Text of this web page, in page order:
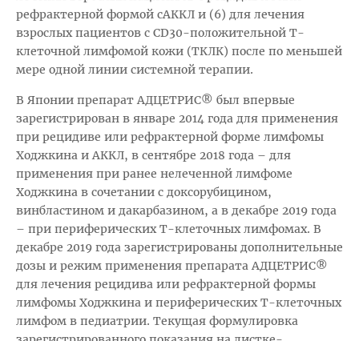
рефрактерной формой сАККЛ и (6) для лечения
взрослых пациентов с CD30-положительной Т-
клеточной лимфомой кожи (ТКЛК) после по меньшей
мере одной линии системной терапии.
В Японии препарат АДЦЕТРИС® был впервые
зарегистрирован в январе 2014 года для применения
при рецидиве или рефрактерной форме лимфомы
Ходжкина и АККЛ, в сентябре 2018 года – для
применения при ранее нелеченной лимфоме
Ходжкина в сочетании с доксорубицином,
винбластином и дакарбазином, а в декабре 2019 года
– при периферических Т-клеточных лимфомах. В
декабре 2019 года зарегистрированы дополнительные
дозы и режим применения препарата АДЦЕТРИС®
для лечения рецидива или рефрактерной формы
лимфомы Ходжкина и периферических Т-клеточных
лимфом в педиатрии. Текущая формулировка